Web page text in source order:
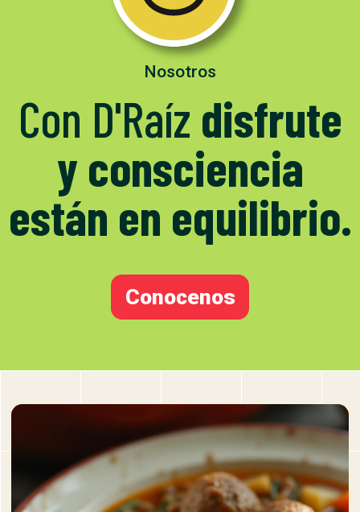
Nosotros
Con D'Raíz disfrute
y consciencia
están en equilibrio.
Conocenos